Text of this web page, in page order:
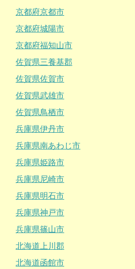
京都府京都市
京都府城陽市
京都府福知山市
佐賀県三養基郡
佐賀県佐賀市
佐賀県武雄市
佐賀県鳥栖市
兵庫県伊丹市
兵庫県南あわじ市
兵庫県姫路市
兵庫県尼崎市
兵庫県明石市
兵庫県神戸市
兵庫県篠山市
北海道上川郡
北海道函館市